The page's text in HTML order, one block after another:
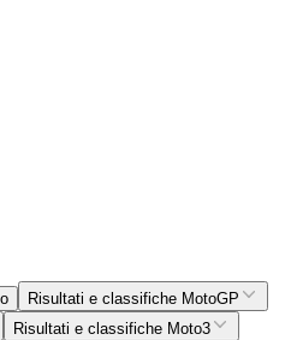
Risultati e classifiche MotoGP
Risultati e classifiche Moto3